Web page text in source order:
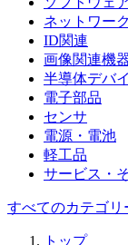
ネットワー
ID関連
画像関連機
半導体デバ
電子部品
センサ
電源・電池
軽工品
サービス・
すべてのカテゴリ
トップ